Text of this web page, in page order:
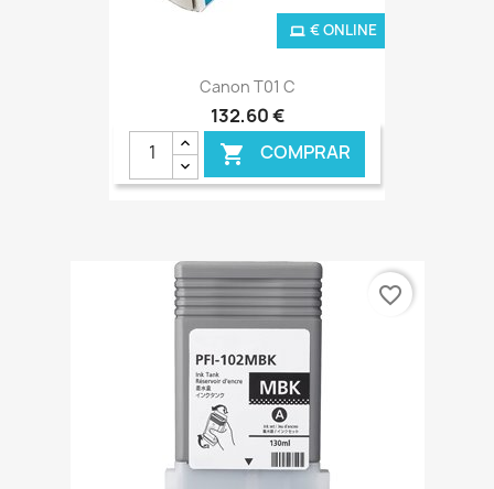
Canon T01 C
132,60 €
 COMPRAR
€ ONLINE
favorite_border